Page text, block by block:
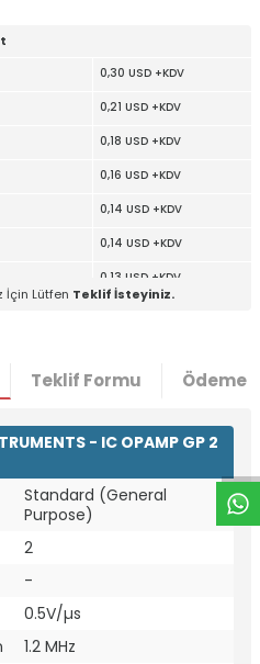
W
h
t
a
p
p
D
e
s
e
H
a
t
t
0,30 USD +KDV
0,21 USD +KDV
0,18 USD +KDV
0,16 USD +KDV
0,14 USD +KDV
0,14 USD +KDV
0,13 USD +KDV
İçin Lütfen Teklif İsteyiniz.
Teklif Formu Ödeme
- IC OPAMP GP 2
Standard (General
Purpose)
2
-
0.5V/µs
1.2 MHz